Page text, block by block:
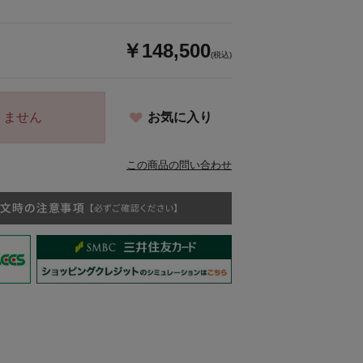
￥148,500(税込)
せん お気に入り
この商品の問い合わせ